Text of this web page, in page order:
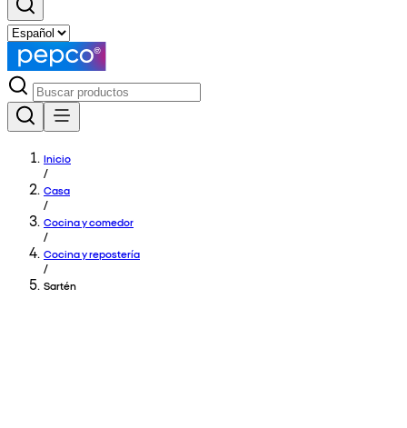
Inicio
/
Casa
/
Cocina y comedor
/
Cocina y repostería
/
Sartén